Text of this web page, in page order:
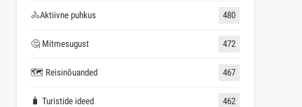
🚴Aktiivne puhkus 480
🤔 Mitmesugust 472
🗺 Reisinõuanded 467
🧳 Turistide ideed 462